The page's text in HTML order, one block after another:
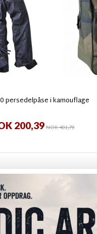
persedelpåse i kamouflage
200,39NOK 401,79